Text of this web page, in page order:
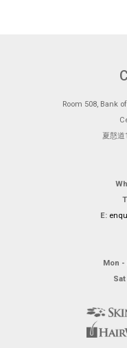
Room 508, Bank
夏慤道
E:
Mon -
Sat